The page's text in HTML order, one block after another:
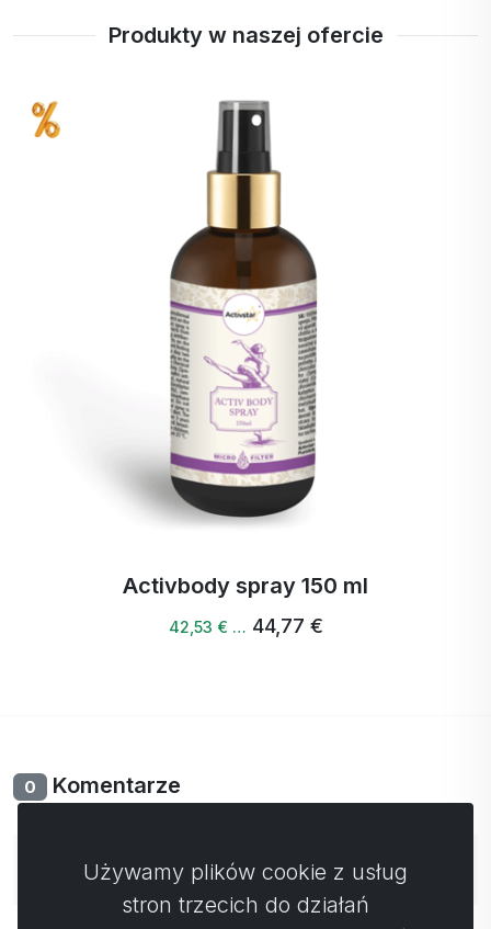
Produkty w naszej ofercie
Activbody spray 150 ml
42,53 € … 44,77 €
0 Komentarze
Nie ma jeszcze komentarzy. Bądź pierwszy ze swoim
komentarzem.
Używamy plików cookie z usług
stron trzecich do działań